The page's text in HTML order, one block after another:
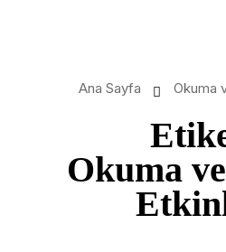
Ana Sayfa Okuma
Okuma